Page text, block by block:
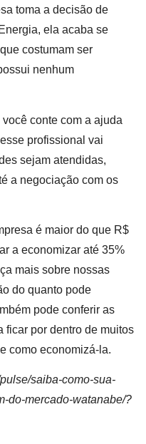
toma a decisão de
ela acaba se
costumam ser
nenhum
conte com a ajuda
profissional vai
sejam atendidas,
a negociação com os
é maior do que R$
a economizar até 35%
mais sobre nossas
do quanto pode
pode conferir as
ficar por dentro de muitos
como economizá-la.
saiba-como-sua-
do-mercado-watanabe/?